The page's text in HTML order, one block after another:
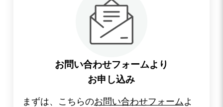
お問い合わせフォームより
お申し込み
まずは、こちらのお問い合わせフォーム よ